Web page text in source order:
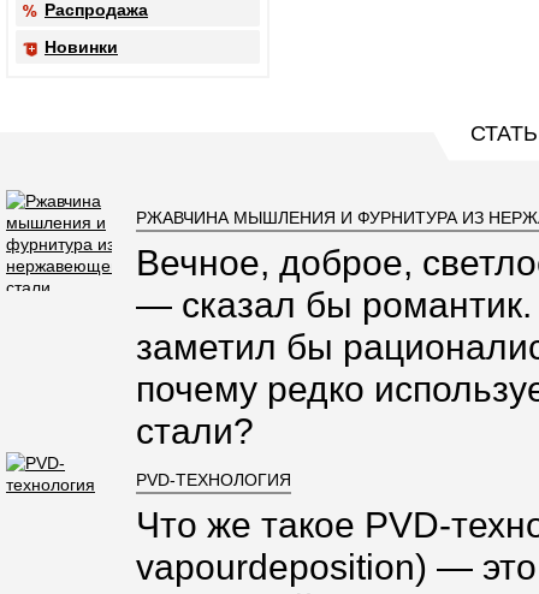
Распродажа
Новинки
РЖАВЧИНА МЫШЛЕНИЯ И ФУРНИТУРА ИЗ
Вечное, доброе,
— сказал бы
заметил бы
почему редко
стали?
PVD-ТЕХНОЛОГИЯ
Что же такое PVD-
vapourdeposition) —